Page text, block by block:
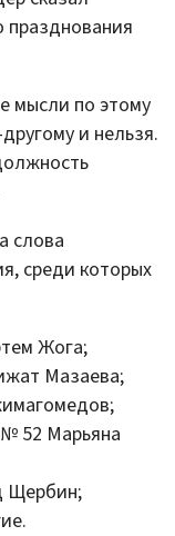
празднования
мысли по этому
и нельзя.
слова
среди которых
Жога;
Мазаева;
52 Марьяна
Щербин;